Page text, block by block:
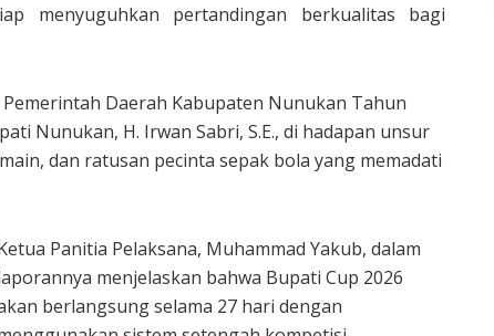
menyuguhkan pertandingan berkualitas bagi
Daerah Kabupaten Nunukan Tahun
Nunukan, H. Irwan Sabri, S.E., di hadapan unsur
dan ratusan pecinta sepak bola yang memadati
Panitia Pelaksana, Muhammad Yakub, dalam
menjelaskan bahwa Bupati Cup 2026
berlangsung selama 27 hari dengan